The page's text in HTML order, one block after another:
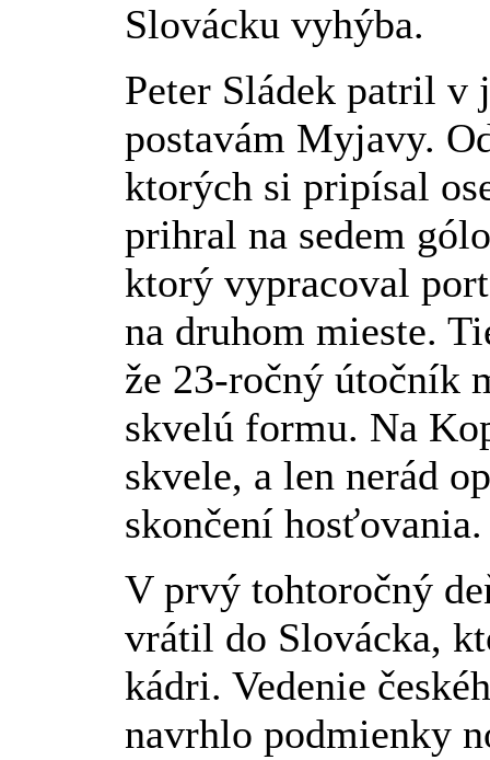
Slovácku vyhýba.
Peter Sládek patril v
postavám Myjavy.
ktorých si pripísal
prihral na sedem
ktorý vypracoval
na druhom mieste.
že 23-ročný útočník
skvelú formu. Na
skvele, a len nerád
skončení hosťovania.
V prvý tohtoročný
vrátil do Slovácka,
kádri. Vedenie
navrhlo podmienky